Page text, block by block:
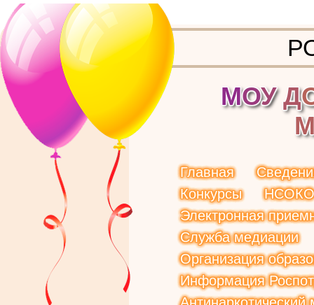
МОУ Д
Главная
Конкурсы
НСОКО
Электронная
Служба медиации
Организация
Информация